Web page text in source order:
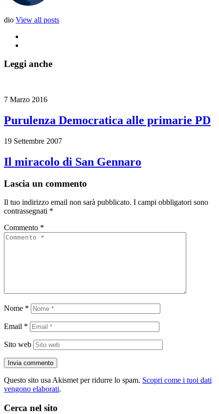
dio View all posts
Leggi anche
7 Marzo 2016
Purulenza Democratica alle primarie PD
19 Settembre 2007
Il miracolo di San Gennaro
Lascia un commento
Il tuo indirizzo email non sarà pubblicato. I campi obbligatori sono
contrassegnati *
Commento *
Nome *
Email *
Sito web
Questo sito usa Akismet per ridurre lo spam. Scopri come i tuoi dati
vengono elaborati.
Cerca nel sito